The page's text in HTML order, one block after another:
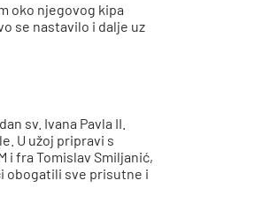
oko njegovog kipa
se nastavilo i dalje uz
sv. Ivana Pavla II.
U užoj pripravi s
i fra Tomislav Smiljanić,
obogatili sve prisutne i